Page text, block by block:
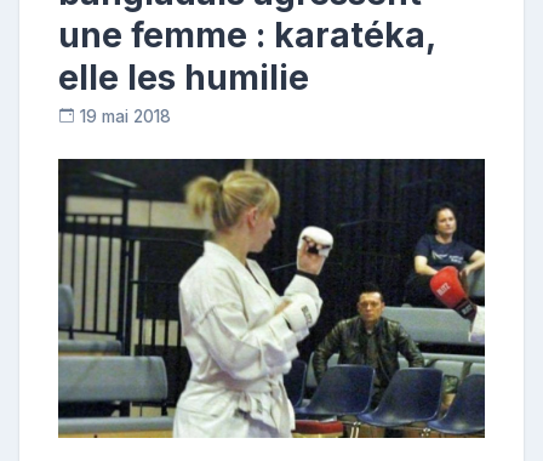
une femme : karatéka,
elle les humilie
19 mai 2018
n
t
r
i
u
t
r
i
c